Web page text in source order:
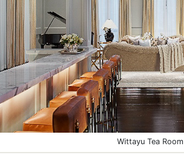
Wittayu Tea Room